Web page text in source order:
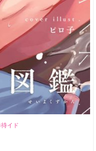
イド